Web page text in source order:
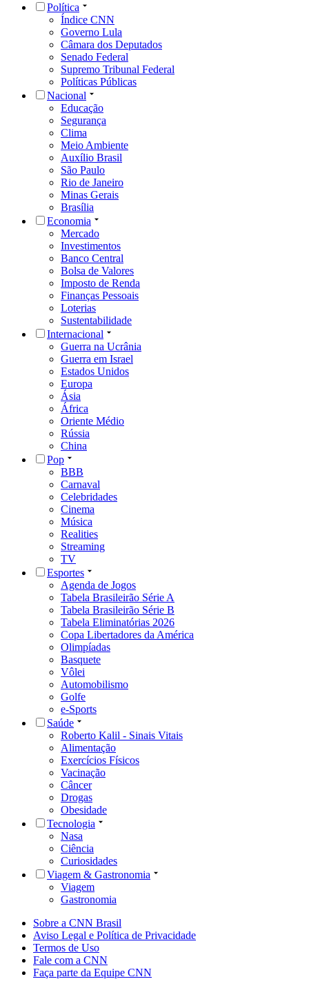
Política
Índice CNN
Governo Lula
Câmara dos Deputados
Senado Federal
Supremo Tribunal Federal
Políticas Públicas
Nacional
Educação
Segurança
Clima
Meio Ambiente
Auxílio Brasil
São Paulo
Rio de Janeiro
Minas Gerais
Brasília
Economia
Mercado
Investimentos
Banco Central
Bolsa de Valores
Imposto de Renda
Finanças Pessoais
Loterias
Sustentabilidade
Internacional
Guerra na Ucrânia
Guerra em Israel
Estados Unidos
Europa
Ásia
África
Oriente Médio
Rússia
China
Pop
BBB
Carnaval
Celebridades
Cinema
Música
Realities
Streaming
TV
Esportes
Agenda de Jogos
Tabela Brasileirão Série A
Tabela Brasileirão Série B
Tabela Eliminatórias 2026
Copa Libertadores da América
Olimpíadas
Basquete
Vôlei
Automobilismo
Golfe
e-Sports
Saúde
Roberto Kalil - Sinais Vitais
Alimentação
Exercícios Físicos
Vacinação
Câncer
Drogas
Obesidade
Tecnologia
Nasa
Ciência
Curiosidades
Viagem & Gastronomia
Viagem
Gastronomia
Sobre a CNN Brasil
Aviso Legal e Política de Privacidade
Termos de Uso
Fale com a CNN
Faça parte da Equipe CNN